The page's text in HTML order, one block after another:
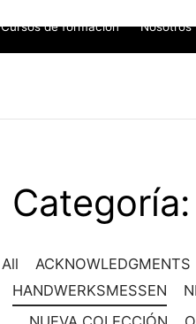
Cursos de formación Nosotros
Categoría:
All ACKNOWLEDGMENTS
HANDWERKSMESSEN